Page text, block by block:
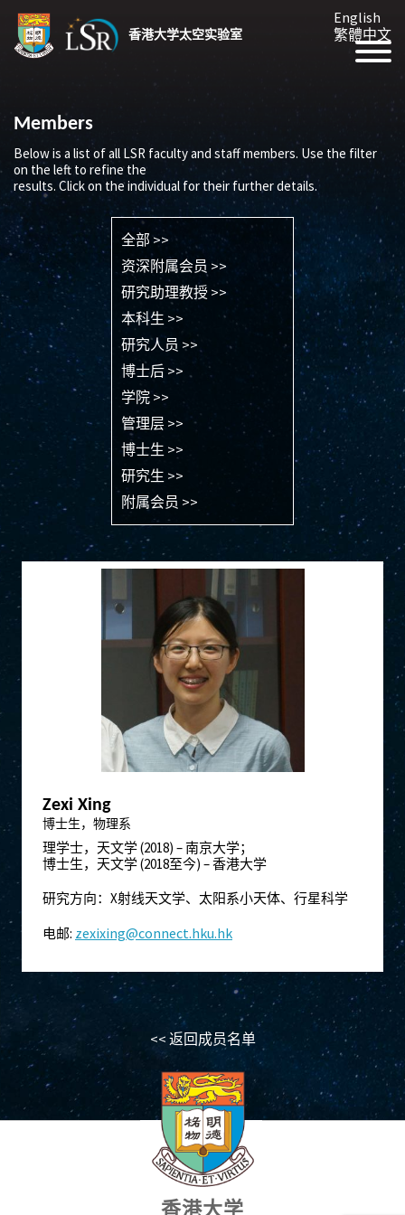
香港大学太空实验室
English
繁體中文
Members
Below is a list of all LSR faculty and staff members. Use the filter
on the left to refine the
results. Click on the individual for their further details.
全部 >>
资深附属会员 >>
研究助理教授 >>
本科生 >>
研究人员 >>
博士后 >>
学院 >>
管理层 >>
博士生 >>
研究生 >>
附属会员 >>
Zexi Xing
博士生，物理系
理学士，天文学 (2018) – 南京大学；
博士生，天文学 (2018至今) – 香港大学
研究方向：X射线天文学、太阳系小天体、行星科学
电邮: zexixing@connect.hku.hk
<< 返回成员名单
香港大学